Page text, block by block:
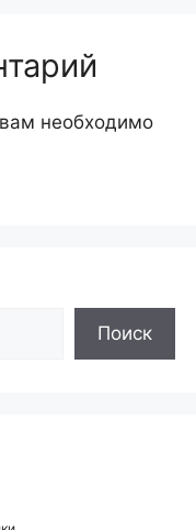
необходимо
Поиск